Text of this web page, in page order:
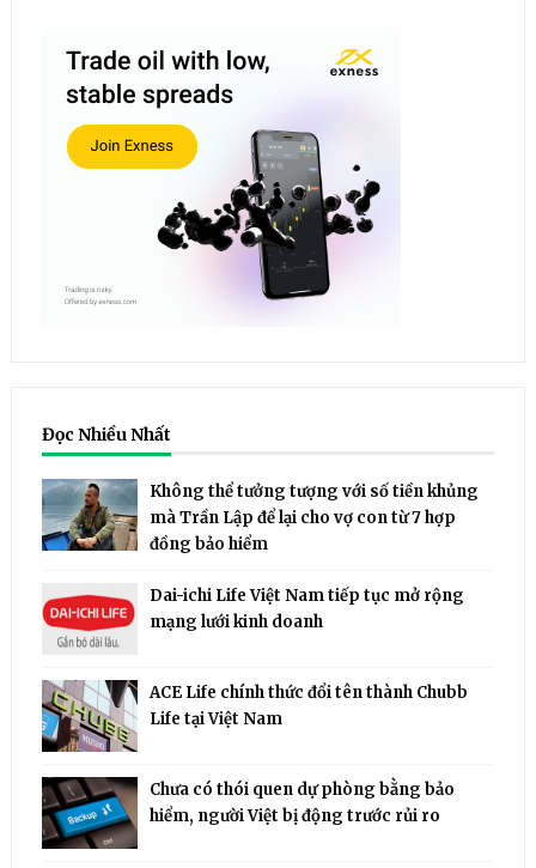
Đọc Nhiều Nhất
Không thể tưởng tượng với số tiền khủng
mà Trần Lập để lại cho vợ con từ 7 hợp
đồng bảo hiểm
Dai-ichi Life Việt Nam tiếp tục mở rộng
mạng lưới kinh doanh
ACE Life chính thức đổi tên thành Chubb
Life tại Việt Nam
Chưa có thói quen dự phòng bằng bảo
hiểm, người Việt bị động trước rủi ro